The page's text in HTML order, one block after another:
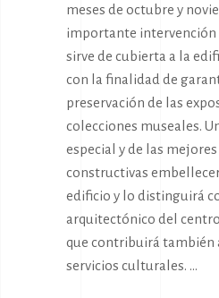
meses de octubre y
importante intervención
sirve de cubierta a la
con la finalidad de
preservación de las
colecciones museales.
especial y de las
constructivas
edificio y lo distinguirá
arquitectónico del
que contribuirá también
servicios culturales.